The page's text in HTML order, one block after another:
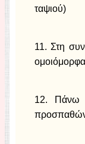
ταψιού)
11. Στη
12. Πάνω